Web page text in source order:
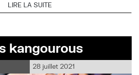
LIRE LA SUITE
kangourous
28 juillet 2021